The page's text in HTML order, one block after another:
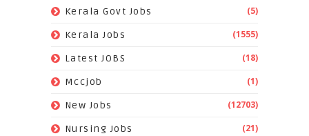
Kerala Govt Jobs (5)
Kerala Jobs (1555)
Latest JOBS (18)
Mccjob (1)
New Jobs (12703)
Nursing Jobs (21)